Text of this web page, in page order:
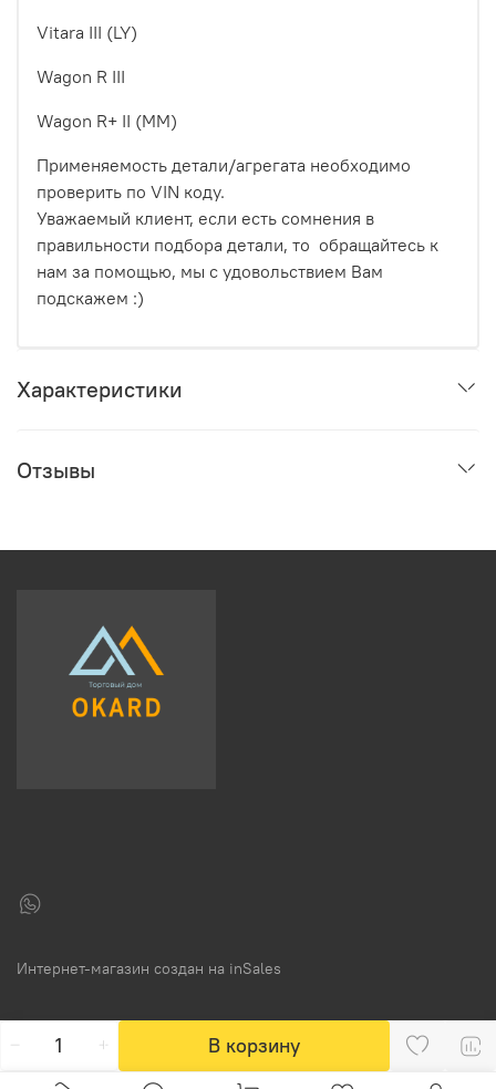
В корзину
Vitara III (LY)
Wagon R III
Wagon R+ II (MM)
Применяемость детали/агрегата необходимо
проверить по VIN коду.
Уважаемый клиент, если есть сомнения в
правильности подбора детали, то обращайтесь к
нам за помощью, мы с удовольствием Вам
подскажем :)
Характеристики
Отзывы
Интернет-магазин создан на inSales